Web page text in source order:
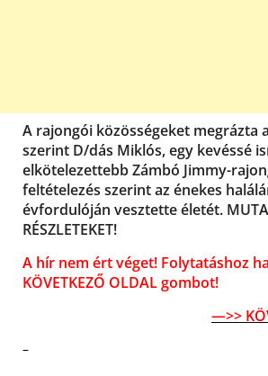
A rajongói közösségeket megrázta
szerint D/dás Miklós, egy kevéssé
elkötelezettebb Zámbó Jimmy-
feltételezés szerint az énekes
évfordulóján vesztette életét.
RÉSZLETEKET!
A hír nem ért véget! Folytatáshoz
KÖVETKEZŐ OLDAL gombot!
—>>
–